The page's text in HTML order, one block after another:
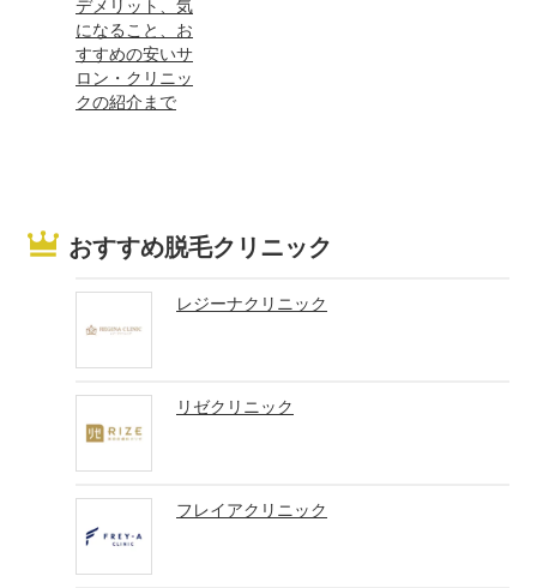
デメリット、気
になること、お
すすめの安いサ
ロン・クリニッ
クの紹介まで
おすすめ脱毛クリニック
レジーナクリニック
リゼクリニック
フレイアクリニック